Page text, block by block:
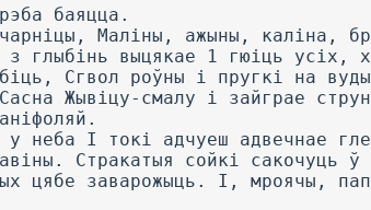
баяцца.
Маліны, ажыны, каліна,
глыбінь выцякае 1 гюіць усіх,
Сгвол роўны і пругкі на
Жывіцу-смалу і зайграе
у неба I токі адчуеш адвечнае
Стракатыя сойкі сакочуць
цябе заварожыць. I, мроячы,